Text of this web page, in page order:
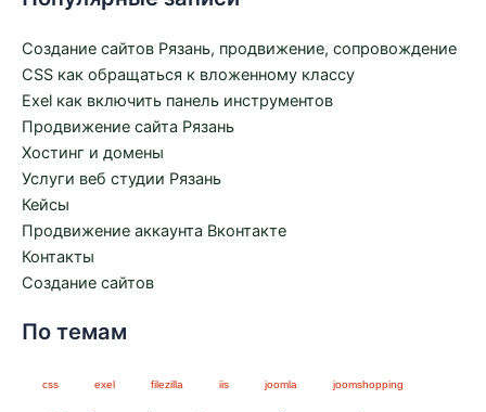
Создание сайтов Рязань, продвижение, сопровождение
CSS как обращаться к вложенному классу
Exel как включить панель инструментов
Продвижение сайта Рязань
Хостинг и домены
Услуги веб студии Рязань
Кейсы
Продвижение аккаунта Вконтакте
Контакты
Создание сайтов
По темам
css exel filezilla iis joomla joomshopping